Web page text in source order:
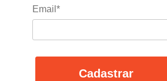
Email*
Cadastrar